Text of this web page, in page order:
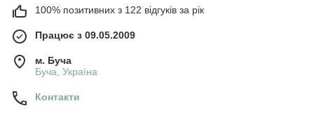
100% позитивних з 122 відгуків за рік
Працює з 09.05.2009
м. Буча
Буча, Україна
Контакти